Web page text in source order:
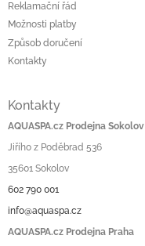
Reklamační řád
Možnosti platby
Způsob doručení
Kontakty
Kontakty
AQUASPA.cz Prodejna Sokolov
Jiřího z Poděbrad 536
35601 Sokolov
602 790 001
info@aquaspa.cz
AQUASPA.cz Prodejna Praha